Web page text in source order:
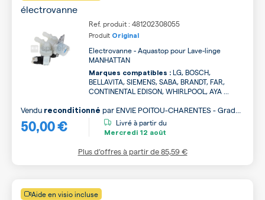
électrovanne
Ref. produit : 481202308055
Produit Original
Electrovanne - Aquastop pour Lave-linge
MANHATTAN
Marques compatibles : LG, BOSCH,
BELLAVITA, SIEMENS, SABA, BRANDT, FAR,
CONTINENTAL EDISON, WHIRLPOOL, AYA ...
50,00 €
Vendu reconditionné par ENVIE POITOU-CHARENTES - Grade
A
Livré à partir du
Mercredi 12 août
Plus d’offres à partir de85,59 €
Aide en visio incluse